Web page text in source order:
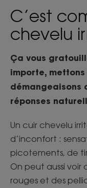
C’est
chevelu
Ça vous
importe,
démangeaisons
réponses
Un cuir chevelu
d’inconfort :
picotements, de
On peut aussi
rouges et des